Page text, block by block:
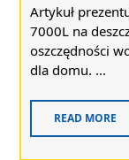
Artykuł
7000L na
oszczędności
dla domu. ...
READ MORE